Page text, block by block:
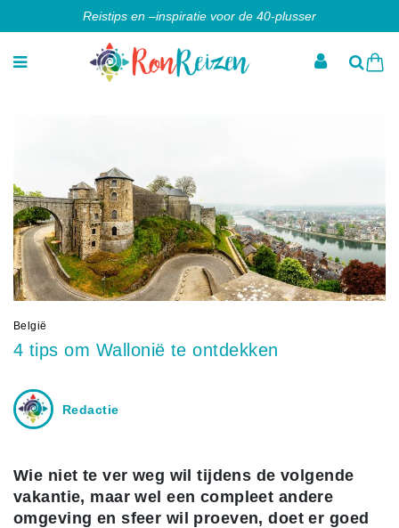
Reistips en –inspiratie voor de 40-plusser
België
4 tips om Wallonië te ontdekken
Redactie
Wie niet te ver weg wil tijdens de volgende
vakantie, maar wel een compleet andere
omgeving en sfeer wil proeven, doet er goed